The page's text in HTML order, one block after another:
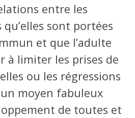
entre les
sont portées
et que l’adulte
à limiter les prises de
ou les régressions
moyen fabuleux
de toutes et